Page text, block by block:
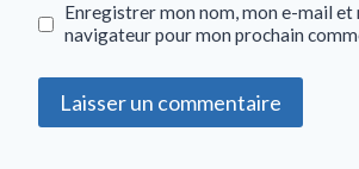
Enregistrer mon nom, mon e-mail et
navigateur pour mon prochain